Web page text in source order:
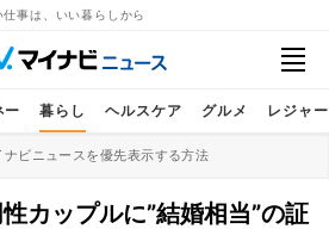
仕事は、いい暮らしから
ー 暮らし ヘルスケア グルメ レジャー
ビニュースを優先表示する方法
カップルに”結婚相当”の証